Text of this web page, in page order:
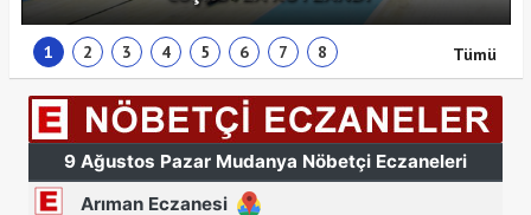
Tümü
1 2 3 4 5 6 7 8